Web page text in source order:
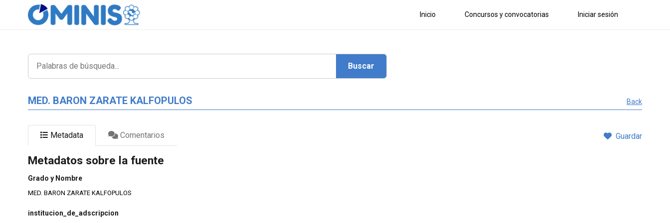
Inicio Concursos y convocatorias Iniciar sesión
MED. BARON ZARATE KALFOPULOS Back
Metadata Comentarios Guardar
Metadatos sobre la fuente
Grado y Nombre
MED. BARON ZARATE KALFOPULOS
institucion_de_adscripcion